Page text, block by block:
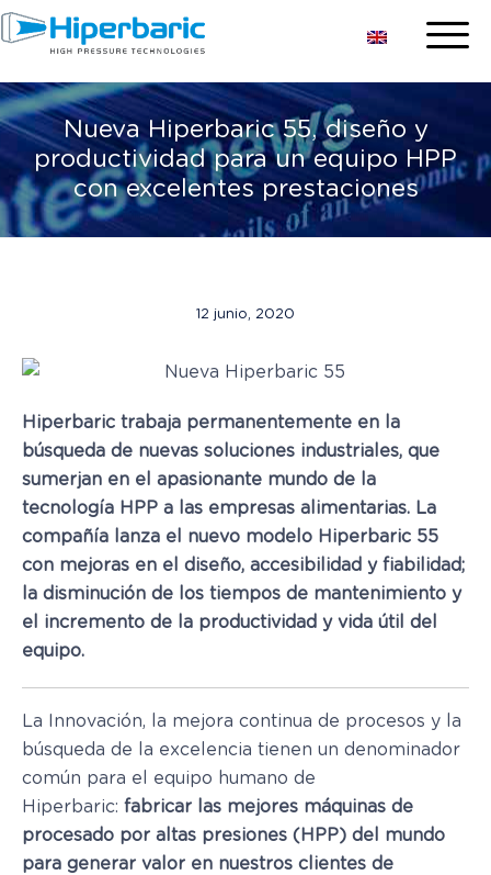
Nueva Hiperbaric 55, diseño y
productividad para un equipo HPP
con excelentes prestaciones
12 junio, 2020
Hiperbaric trabaja permanentemente en la
búsqueda de nuevas soluciones industriales, que
sumerjan en el apasionante mundo de la
tecnología HPP a las empresas alimentarias. La
compañía lanza el nuevo modelo Hiperbaric 55
con mejoras en el diseño, accesibilidad y fiabilidad;
la disminución de los tiempos de mantenimiento y
el incremento de la productividad y vida útil del
equipo.
La Innovación, la mejora continua de procesos y la
búsqueda de la excelencia tienen un denominador
común para el equipo humano de
Hiperbaric: fabricar las mejores máquinas de
procesado por altas presiones (HPP) del mundo
para generar valor en nuestros clientes de